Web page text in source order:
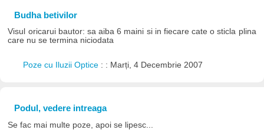
Budha betivilor
Visul oricarui bautor: sa aiba 6 maini si in fiecare cate o sticla plina
care nu se termina niciodata
Poze cu Iluzii Optice : : Marți, 4 Decembrie 2007
Podul, vedere intreaga
Se fac mai multe poze, apoi se lipesc...